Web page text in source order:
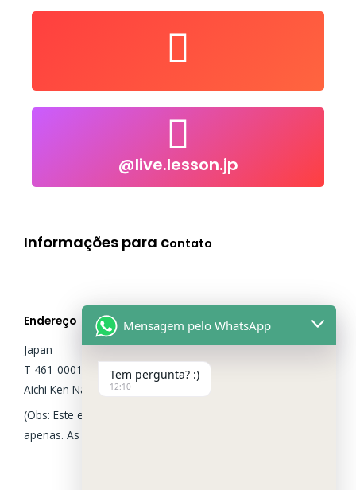
user/LiveLessonsJapan
@live.lesson.jp
@live.lesson.jp
Click to follow
Informações para contato
Endereço
Japan
T 461-0001
Aichi Ken Nagoya shi Higashi Ku Izumi 3-17-10 Izumi Bldg 3F
(Obs: Este endereço é do escritório para fins adminsitrativos
apenas. As aulas são todas pela internet).
Mensagem pelo WhatsApp
Tem pergunta? :)
12:10